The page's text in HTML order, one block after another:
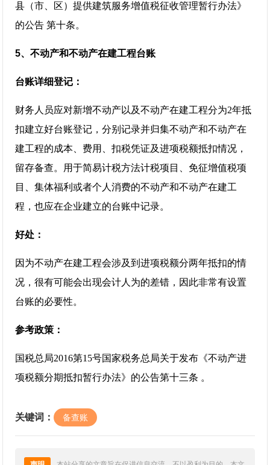
县（市、区）提供建筑服务增值税征收管理暂行办法》
的公告 第十条。
5、不动产和不动产在建工程台账
台账详细登记：
财务人员应对新增不动产以及不动产在建工程分为2年抵
扣建立好台账登记，分别记录并归集不动产和不动产在
建工程的成本、费用、扣税凭证及进项税额抵扣情况，
留存备查。用于简易计税方法计税项目、免征增值税项
目、集体福利或者个人消费的不动产和不动产在建工
程，也应在企业建立的台账中记录。
好处：
因为不动产在建工程会涉及到进项税额分两年抵扣的情
况，很有可能会出现会计人为的差错，因此非常有设置
台账的必要性。
参考政策：
国税总局2016第15号国家税务总局关于发布《不动产进
项税额分期抵扣暂行办法》的公告第十三条 。
关键词： 备查账